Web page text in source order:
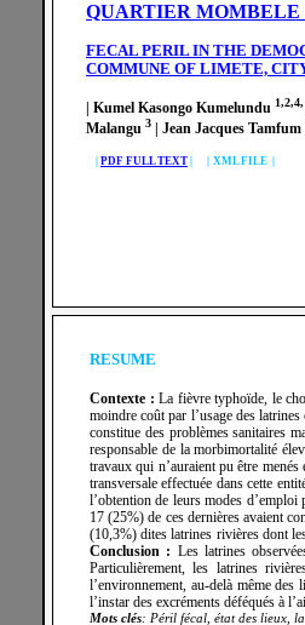
Double click to edit
RESUME
Contexte :La fièvre typhoïde, le
moindre coût par l’usage des
constitue des problèmes sanitaires
responsable de la morbimortalité
travaux qui n’auraient pu être menés
transversale effectuée dans cette
l’obtention de leurs modes d’emploi
17 (25%) de ces dernières avaient
(10,3%) dites latrines rivières dont
Conclusion : Les latrines
Particulièrement, les latrines
l’environnement, au-delà même
l’instar des excréments déféqués à
Mots clés: Péril fécal, état des lieux,
QUARTIER
FECAL PERIL IN THE
COMMUNE OF LIMETE,
| Kumel Kasongo Kumelundu 1,2,4,
Malangu 3 | Jean Jacques
PDF FULL TEXT XML FILE |